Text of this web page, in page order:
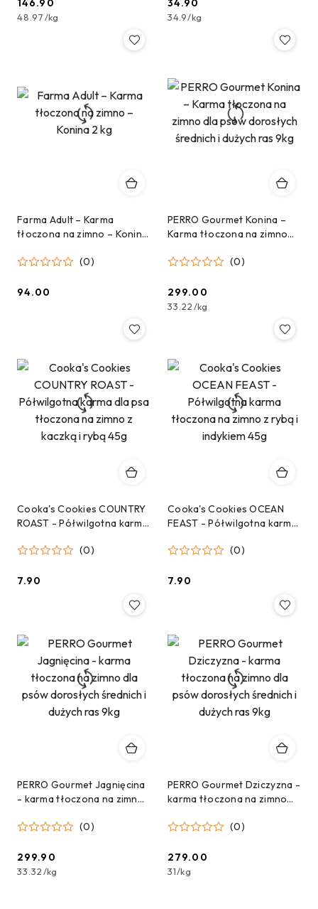
Cena:
146.90
48.97/kg Cena:
34.90
34.9/kg
Farma Adult – Karma
tłoczona na zimno – Konina
(0)
Cena:
94.00
PERRO Gourmet Konina –
Karma tłoczona na zimno
średnich i dużych ras 9kg
(0)
Cena:
299.00
33.22/kg
Cooka's Cookies COUNTRY
ROAST - Półwilgotna karma
kaczką i rybą 45g
(0)
Cena:
7.90
Cooka's Cookies OCEAN
FEAST - Półwilgotna karma
indykiem 45g (0)
Cena:
7.90
PERRO Gourmet Jagnięcina
- karma tłoczona na zimno
średnich i dużych ras 9kg
(0)
Cena:
299.90
33.32/kg
PERRO Gourmet Dziczyzna -
karma tłoczona na zimno
średnich i dużych ras 9kg
(0)
Cena:
279.00
31/kg